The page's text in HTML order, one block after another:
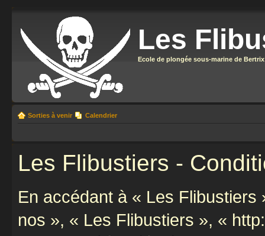
Les
Ecole de plongée sous-marine de Bertrix
Sorties à venir Calendrier
Les Flibustiers -
En accédant à « Les
nos », « Les Flibustiers », «